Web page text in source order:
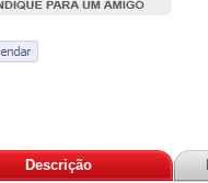
Descrição